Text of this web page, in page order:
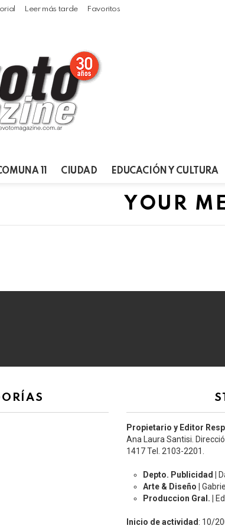
Leer más tarde Favoritos
11 CIUDAD EDUCACIÓN Y CULTURA
YOUR
Propietario y Editor
Ana Laura Santisi.
1417Tel. 2103-2201.
Depto. Publicidad |
Arte & Diseño |
Produccion Gral. |
Inicio de actividad : 10/